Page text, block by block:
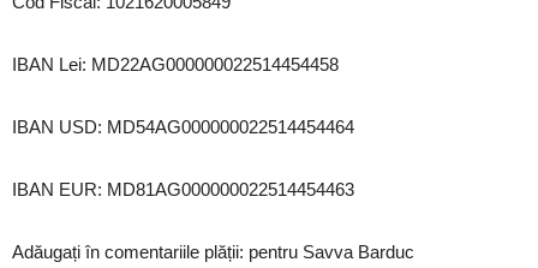
IBAN Lei: MD22AG000000022514454458
IBAN USD: MD54AG000000022514454464
IBAN EUR: MD81AG000000022514454463
Adăugați în comentariile plății: pentru Savva Barduc